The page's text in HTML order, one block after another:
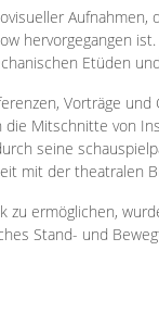
hervorgegangen
Etüden
Vorträge
Mitschnitte von
seine
mit der theatralen
ermöglichen,
Stand- und